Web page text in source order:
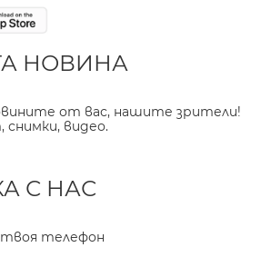
НОВИНА
от вас, нашите зрители!
видео.
С НАС
твоя телефон